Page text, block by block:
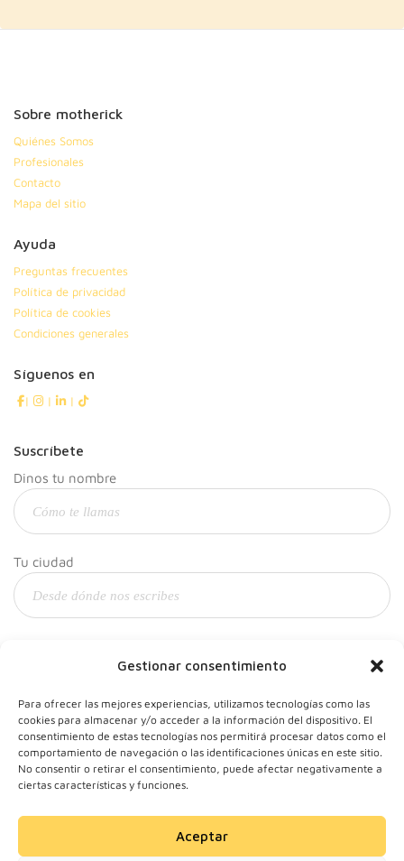
Gestionar consentimiento
Para ofrecer las mejores experiencias, utilizamos tecnologías como las
cookies para almacenar y/o acceder a la información del dispositivo. El
consentimiento de estas tecnologías nos permitirá procesar datos como el
comportamiento de navegación o las identificaciones únicas en este sitio.
No consentir o retirar el consentimiento, puede afectar negativamente a
ciertas características y funciones.
Aceptar
Sobre motherick
Quiénes Somos
Profesionales
Contacto
Mapa del sitio
Ayuda
Preguntas frecuentes
Política de privacidad
Política de cookies
Condiciones generales
Síguenos en
| | |
Suscríbete
Dinos tu nombre
Tu ciudad